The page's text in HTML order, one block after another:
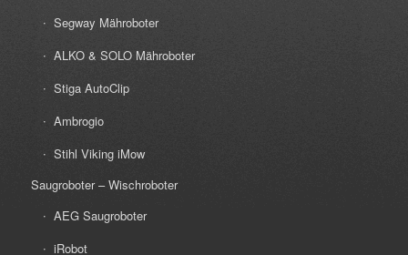
Segway Mähroboter
ALKO & SOLO Mähroboter
Stiga AutoClip
Ambrogio
Stihl Viking iMow
Saugroboter – Wischroboter
AEG Saugroboter
iRobot